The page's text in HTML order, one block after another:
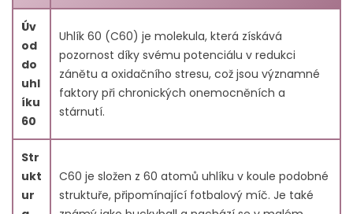
9.5. Jak Carbon 60 zvyšuje sportovní výkon a
regeneraci?
9.6. Jak Carbon 60 potenciálně zlepšuje kognitivní
funkce?
9.7. Jaké jsou potenciální preventivní vlastnosti uhlíku
9.8. Jaké jsou antimikrobiální vlastnosti uhlíku 60?
Úv
od
do
uhl
íku
60
Uhlík 60 (C60) je molekula, která získává
pozornost díky svému potenciálu v redukci
zánětu a oxidačního stresu, což jsou významné
faktory při chronických onemocněních a
stárnutí.
Str
ukt
ur
C60 je složen z 60 atomů uhlíku v koule podobné
struktuře, připomínající fotbalový míč. Je také